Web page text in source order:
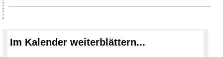
Im Kalender weiterblättern...